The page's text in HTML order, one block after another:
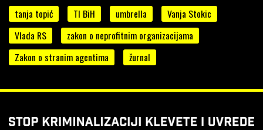
tanja topić
TI BiH umbrella
Vanja Stokic
Vlada RS
zakon o neprofitnim organizacijama
Zakon o stranim agentima
žurnal